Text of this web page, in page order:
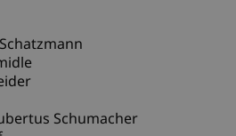
Schumacher